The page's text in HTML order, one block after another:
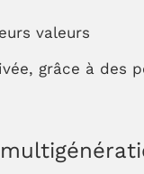
valeurs
grâce à